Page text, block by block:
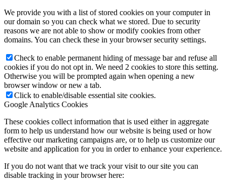
We provide you with a list of stored cookies on your computer in
our domain so you can check what we stored. Due to security
reasons we are not able to show or modify cookies from other
domains. You can check these in your browser security settings.
Check to enable permanent hiding of message bar and refuse all
cookies if you do not opt in. We need 2 cookies to store this setting.
Otherwise you will be prompted again when opening a new
browser window or new a tab.
Click to enable/disable essential site cookies.
Google Analytics Cookies
These cookies collect information that is used either in aggregate
form to help us understand how our website is being used or how
effective our marketing campaigns are, or to help us customize our
website and application for you in order to enhance your experience.
If you do not want that we track your visit to our site you can
disable tracking in your browser here: